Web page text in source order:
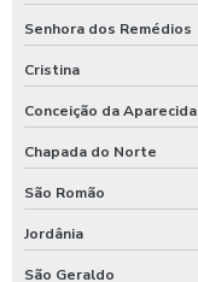
Senhora dos Remédios
Cristina
Conceição da Aparecida
Chapada do Norte
São Romão
Jordânia
São Geraldo